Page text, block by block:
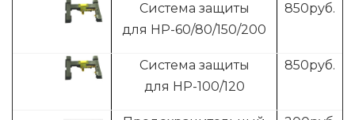
Система защиты
для HP-60/80/150/200
850руб.
Система защиты
для HP-100/120
850руб.